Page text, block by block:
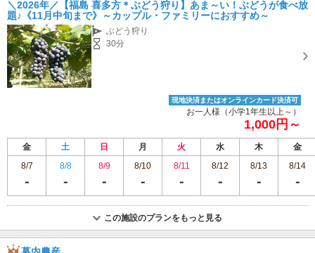
＼2026年／【福島 喜多方＊ぶどう狩り】あま～い！ぶどうが食べ放
題♪《11月中旬まで》～カップル・ファミリーにおすすめ～
ぶどう狩り
30分
現地決済またはオンラインカード決済可
お一人様（小学1年生以上～）
1,000円～
金 土 日 月 火 水 木
金
8/7
8/8 8/9 8/10 8/11 8/12 8/13 8/14
この施設のプランをもっと見る